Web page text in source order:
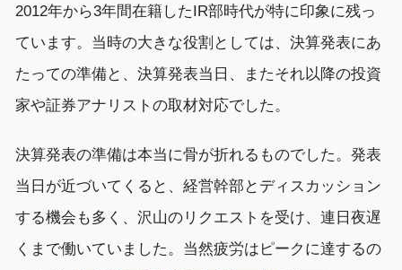
2012年から3年間在籍した IR部時代が特に印象に残っ
ています。 当時の大きな役割としては、 決算発表にあ
たっての準備と、 決算発表当日 、またそれ以降の投資
家や証券アナリスト の取材対応でした。
決算発表の準備は本当に骨が折れるものでした。発表
当日 が近づいてくると、 経営幹部とディスカッション
する機会も多く、沢山のリクエストを受け、 連日 夜遅
く まで働いていました。 当然疲労は ピークに達するの